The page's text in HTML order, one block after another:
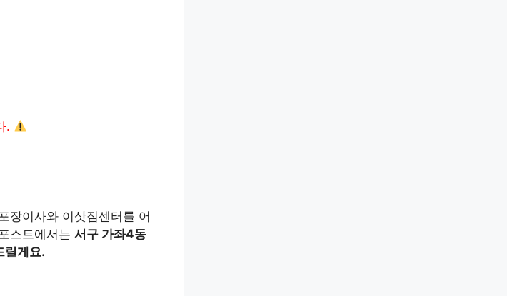
.
장이사와 이삿짐센터를 어
스트에서는 서구 가좌4동
릴게요.